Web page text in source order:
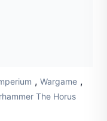
, Wargame ,
The Horus